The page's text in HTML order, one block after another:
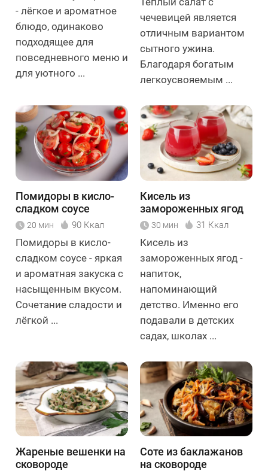
- лёгкое и ароматное
блюдо, одинаково
подходящее для
повседневного меню и
для уютного ...
чечевицей является
отличным вариантом
сытного ужина.
Благодаря богатым
легкоусвояемым ...
Помидоры в кисло-
сладком соусе
20 мин 90 Ккал
Помидоры в кисло-
сладком соусе - яркая
и ароматная закуска с
насыщенным вкусом.
Сочетание сладости и
лёгкой ...
Кисель из
замороженных ягод
30 мин 31 Ккал
Кисель из
замороженных ягод -
напиток,
напоминающий
детство. Именно его
подавали в детских
садах, школах ...
Жареные вешенки на
сковороде
Соте из баклажанов
на сковороде